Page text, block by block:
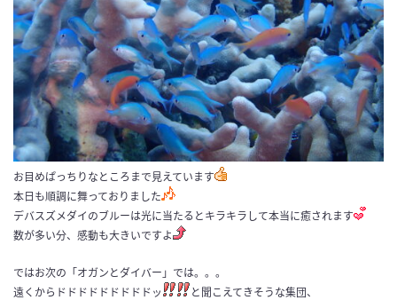
お目めぱっちりなところまで見えています
本日も順調に舞っておりました
デバスズメダイのブルーは光に当たるとキラキラして本当に癒されます
数が多い分、感動も大きいですよ
ではお次の「オガンとダイバー」では。。。
遠くからドドドドドドドドドッ
と聞こえてきそうな集団、